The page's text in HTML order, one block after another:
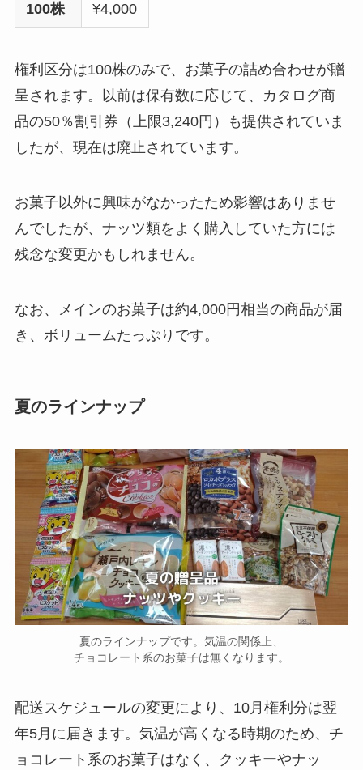
100株 ¥4,000
権利区分は100株のみで、お菓子の詰め合わせが贈
呈されます。以前は保有数に応じて、カタログ商
品の50％割引券（上限3,240円）も提供されていま
したが、現在は廃止されています。
お菓子以外に興味がなかったため影響はありませ
んでしたが、ナッツ類をよく購入していた方には
残念な変更かもしれません。
なお、メインのお菓子は約4,000円相当の商品が届
き、ボリュームたっぷりです。
夏のラインナップ
夏のラインナップです。気温の関係上、
チョコレート系のお菓子は無くなります。
配送スケジュールの変更により、10月権利分は翌
年5月に届きます。気温が高くなる時期のため、チ
ョコレート系のお菓子はなく、クッキーやナッ